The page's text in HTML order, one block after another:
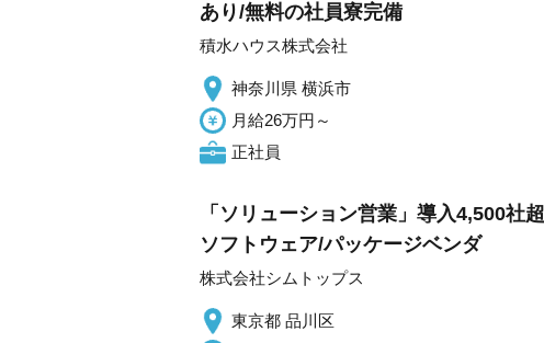
あり/無料の社員寮完備
積水ハウス株式会社
神奈川県 横浜市
月給26万円～
正社員
「ソリューション営業」導入4,500
ソフトウェア/パッケージベンダ
株式会社シムトップス
東京都 品川区